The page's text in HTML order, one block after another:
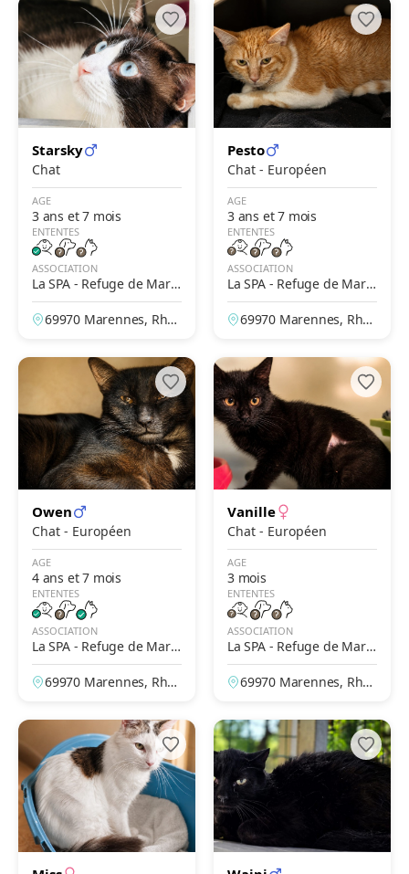
Starsky
Chat
AGE
3 ans et 7 mois
ENTENTES
ASSOCIATION
La SPA - Refuge de Mare
nnes – Lyon
69970 Marennes, Rhô
Pesto
Chat - Européen
AGE
3 ans et 7 mois
ENTENTES
ASSOCIATION
La SPA - Refuge de Mare
nnes – Lyon
69970 Marennes, Rhô
Owen
Chat - Européen
AGE
4 ans et 7 mois
ENTENTES
ASSOCIATION
La SPA - Refuge de Mare
nnes – Lyon
69970 Marennes, Rhô
Vanille
Chat - Européen
AGE
3 mois
ENTENTES
ASSOCIATION
La SPA - Refuge de Mare
nnes – Lyon
69970 Marennes, Rhô